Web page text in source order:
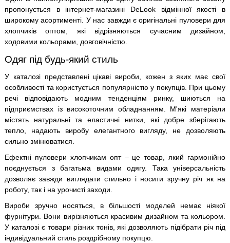
пропонується в інтернет-магазині DeLook відмінної якості в
широкому асортименті. У нас завжди є оригінальні пуловери для
хлопчиків оптом, які відрізняються сучасним дизайном,
ходовими кольорами, довговічністю.
Одяг під будь-який стиль
У каталозі представлені цікаві вироби, кожен з яких має свої
особливості та користується популярністю у покупців. При цьому
речі відповідають модним тенденціям ринку, шиються на
підприємствах із високоточним обладнанням. М'які матеріали
містять натуральні та еластичні нитки, які добре зберігають
тепло, надають виробу елегантного вигляду, не дозволяють
сильно змінюватися.
Ефектні пуловери хлопчикам опт – це товар, який гармонійно
поєднується з багатьма видами одягу. Така універсальність
дозволяє завжди виглядати стильно і носити зручну річ як на
роботу, так і на урочисті заходи.
Вироби зручно носяться, в більшості моделей немає ніякої
фурнітури. Вони вирізняються красивим дизайном та кольором.
У каталозі є товари різних тонів, які дозволяють підібрати річ під
індивідуальний стиль роздрібному покупцю.